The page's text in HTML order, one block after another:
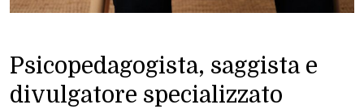
Psicopedagogista, saggista e
divulgatore specializzato